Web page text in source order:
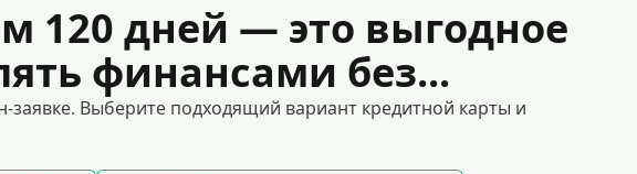
120 дней — это выгодное
финансами без...
Выберите подходящий вариант кредитной карты и